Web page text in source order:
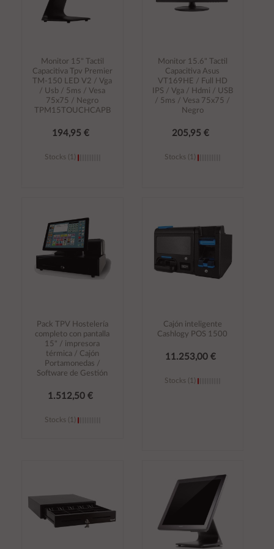
Monitor 15" Tactil
Capacitiva Tpv Premier
TM-150 LED V2 / Vga
/ Usb / 5ms / Vesa
75x75 / Negro
TPM15TOUCHCAPB
194,95 €
Stocks (1)
carrito
Monitor 15.6" Tactil
Capacitiva Asus
VT169HE / Full HD
IPS / Vga / Hdmi / USB
/ 5ms / Vesa 75x75 /
Negro
205,95 €
Stocks (1)
Pack TPV Hostelería
completo con pantalla
15" / impresora
térmica / Cajón
Portamonedas /
Software de Gestión
1.512,50 €
Stocks (1)
Cajón inteligente
Cashlogy POS 1500
11.253,00 €
Stocks (1)
carrito